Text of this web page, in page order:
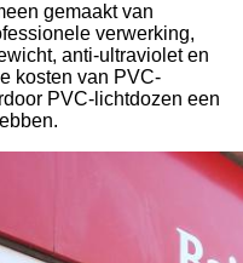
gemaakt van
verwerking,
anti-ultraviolet en
kosten van PVC-
PVC-lichtdozen een